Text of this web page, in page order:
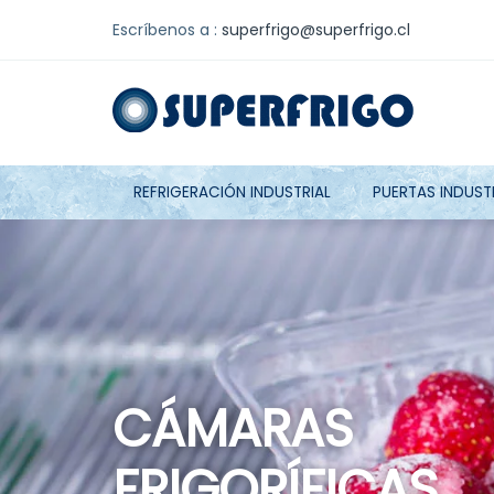
Escríbenos a : superfrigo@superfrigo.cl
REFRIGERACIÓN INDUSTRIAL PUERTAS
PUERTAS
CÁMARAS